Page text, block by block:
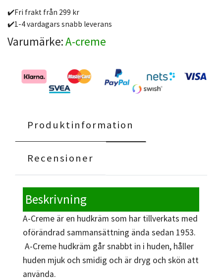
✔️Fri frakt från 299 kr
✔️1-4 vardagars snabb leverans
Varumärke:A-creme
Produktinformation
Recensioner
Beskrivning
A-Creme är en hudkräm som har tillverkats med
oförändrad sammansättning ända sedan 1953.
A-Creme hudkräm går snabbt in i huden, håller
huden mjuk och smidig och är dryg och skön att
använda.